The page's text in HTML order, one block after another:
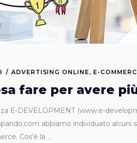
ADVERTISING ONLINE, E-
fare per avere
E-DEVELOPMENT (www.e-
abbiamo individuato alcuni
Cos'è la